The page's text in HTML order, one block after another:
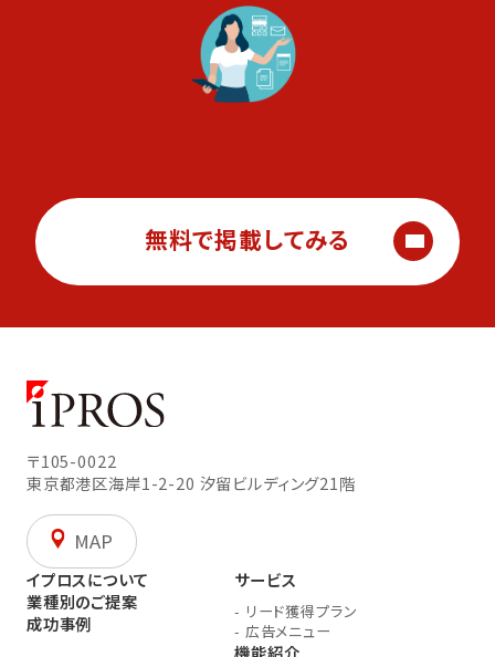
無料で掲載してみる
〒105-0022
東京都港区海岸1-2-20 汐留ビルディング21階
MAP
イプロスについて
業種別のご提案
成功事例
サービス
- リード獲得プラン
- 広告メニュー
機能紹介